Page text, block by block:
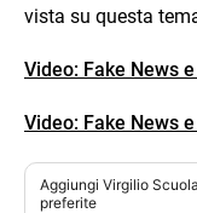
vista su questa
Video: Fake News
Video: Fake News
Aggiungi Virgilio Scuola
preferite